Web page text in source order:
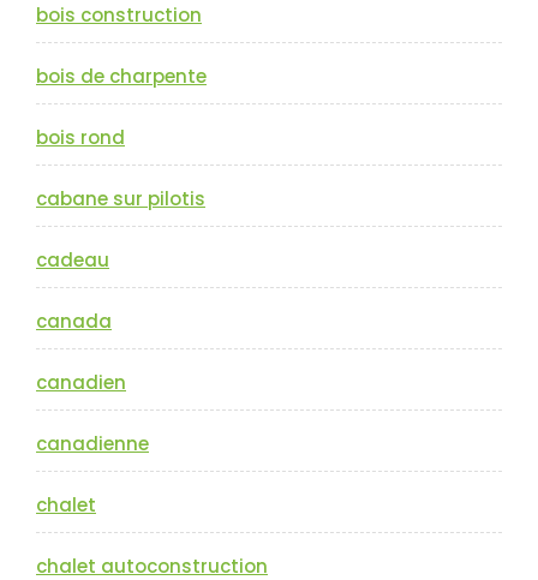
bois construction
bois de charpente
bois rond
cabane sur pilotis
cadeau
canada
canadien
canadienne
chalet
chalet autoconstruction